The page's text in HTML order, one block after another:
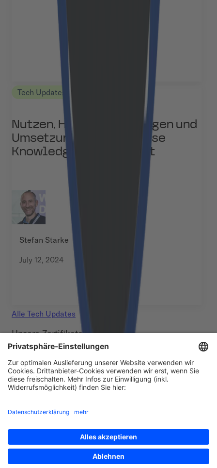
Tech Updates
Nutzen, Herausforderungen und
Umsetzung von Enterprise
Knowledge Management
Stefan Starke
July 12, 2024
Alle Tech Updates
Unsere Zertifikate
Footer
©2026Cloudflight. All rights reserved.
ImpressumDatenschutzerklärungCompliance